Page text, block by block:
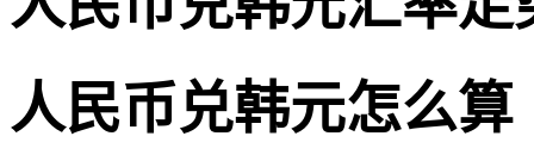
人民币兑韩元怎么算